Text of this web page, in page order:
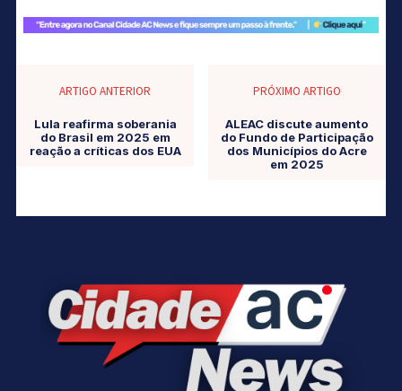
ARTIGO ANTERIOR
Lula reafirma soberania
do Brasil em 2025 em
reação a críticas dos EUA
PRÓXIMO ARTIGO
ALEAC discute aumento
do Fundo de Participação
dos Municípios do Acre
em 2025